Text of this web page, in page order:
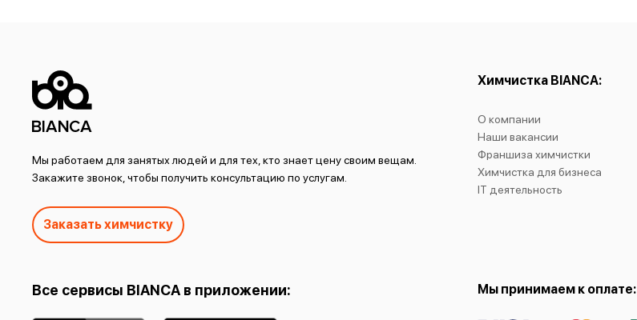
Мы работаем для занятых людей и для тех, кто знает цену своим вещам.
Закажите звонок, чтобы получить консультацию по услугам.
Заказать химчистку
Химчистка BIANCA:
О компании
Наши вакансии
Франшиза химчистки
Химчистка для бизнеса
IT деятельность
Все сервисы BIANCA в приложении: Мы принимаем к оплате: